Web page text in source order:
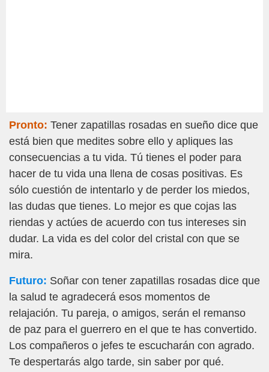
Pronto: Tener zapatillas rosadas en sueño dice que
está bien que medites sobre ello y apliques las
consecuencias a tu vida. Tú tienes el poder para
hacer de tu vida una llena de cosas positivas. Es
sólo cuestión de intentarlo y de perder los miedos,
las dudas que tienes. Lo mejor es que cojas las
riendas y actúes de acuerdo con tus intereses sin
dudar. La vida es del color del cristal con que se
mira.
Futuro: Soñar con tener zapatillas rosadas dice que
la salud te agradecerá esos momentos de
relajación. Tu pareja, o amigos, serán el remanso
de paz para el guerrero en el que te has convertido.
Los compañeros o jefes te escucharán con agrado.
Te despertarás algo tarde, sin saber por qué.